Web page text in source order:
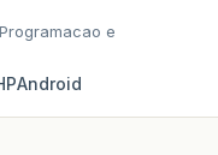
e
Android